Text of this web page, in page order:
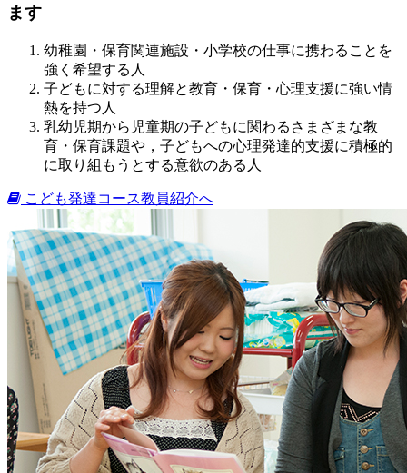
ます
幼稚園・保育関連施設・小学校の仕事に携わることを
強く希望する人
子どもに対する理解と教育・保育・心理支援に強い情
熱を持つ人
乳幼児期から児童期の子どもに関わるさまざまな教
育・保育課題や，子どもへの心理発達的支援に積極的
に取り組もうとする意欲のある人
こども発達コース教員紹介へ